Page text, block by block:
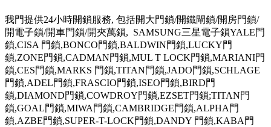
我門提供24小時開鎖服務, 包括開大門鎖/開鐵閘鎖/開房門鎖/
開電子鎖/開車門鎖/開夾萬鎖, SAMSUNG三星電子鎖YALE門
鎖,CISA 門鎖,BONCO門鎖,BALDWIN門鎖,LUCKY門
鎖,ZONE門鎖,CADMAN門鎖,MUL T LOCK門鎖,MARIANI門
鎖,CES門鎖,MARKS 門鎖,TITAN門鎖,JADO門鎖,SCHLAGE
門鎖,ADEL門鎖,FRASCIO門鎖,ISEO門鎖,BIRD門
鎖,DIAMOND門鎖,COWDROY門鎖,EZSET門鎖;TITAN門
鎖,GOAL門鎖,MIWA門鎖,CAMBRIDGE門鎖,ALPHA門
鎖,AZBE門鎖,SUPER-T-LOCK門鎖,DANDY 門鎖,KABA門